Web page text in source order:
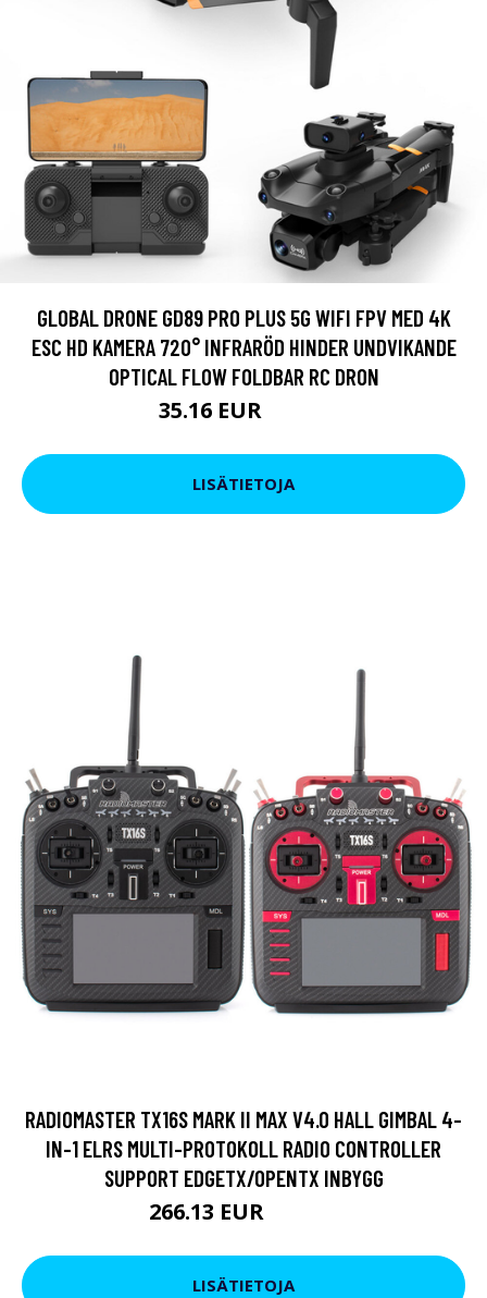
GLOBAL DRONE GD89 PRO PLUS 5G WIFI FPV MED 4K
ESC HD KAMERA 720° INFRARÖD HINDER UNDVIKANDE
OPTICAL FLOW FOLDBAR RC DRON
35.16 EUR
LISÄTIETOJA
RADIOMASTER TX16S MARK II MAX V4.0 HALL GIMBAL 4-
IN-1 ELRS MULTI-PROTOKOLL RADIO CONTROLLER
SUPPORT EDGETX/OPENTX INBYGG
266.13 EUR
LISÄTIETOJA